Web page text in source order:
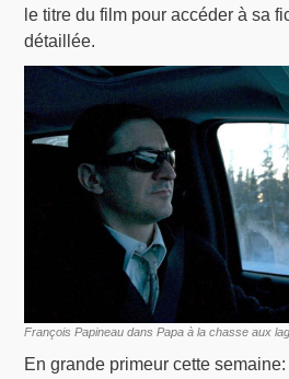
le titre du film pour accéder à sa
détaillée.
François Papineau dans Papa à la chasse aux
En grande primeur cette